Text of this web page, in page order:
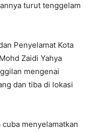
turut tenggelam
Penyelamat Kota
Zaidi Yahya
mengenai
dan tiba di lokasi
menyelamatkan